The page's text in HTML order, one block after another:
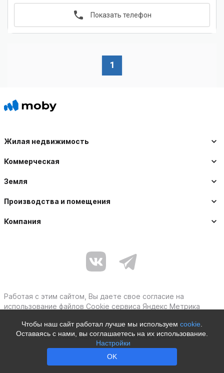
Чтобы наш сайт работал лучше мы используем cookie
Оставаясь с нами, вы соглашаетесь на их использование.
Настройки
OK
Показать телефон
1
Жилая недвижимость
Коммерческая
Земля
Производства и помещения
Компания
Работая с этим сайтом, Вы даете свое согласие на
использование файлов Cookie сервиса Яндекс Метрика
Политика защиты персональных данных
Moby © 2012–2026